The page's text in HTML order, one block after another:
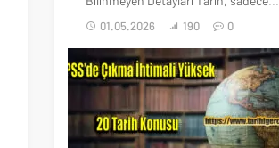
01.05.2026 190 0